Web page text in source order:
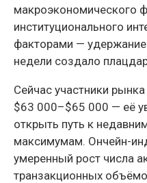
макроэкономического
институционального
факторами — удержание
недели создало
Сейчас участники
$63 000–$65 000 — её
открыть путь к
максимумам. Ончейн-
умеренный рост числа
транзакционных